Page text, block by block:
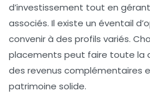
d’investissement tout en
associés. Il existe un éventail
convenir à des profils variés.
placements peut faire toute la
des revenus complémentaires
patrimoine solide.